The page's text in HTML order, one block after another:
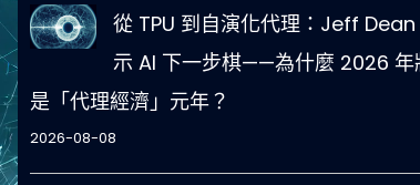
從 TPU 到自演化代理：Jeff Dean
示 AI 下一步棋——為什麼 2026 年
是「代理經濟」元年？
2026-08-08